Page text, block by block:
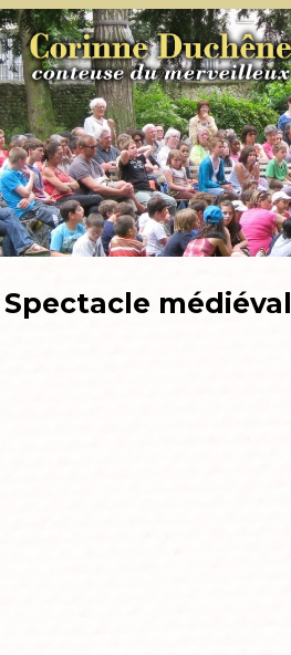
Spectacle médiéval